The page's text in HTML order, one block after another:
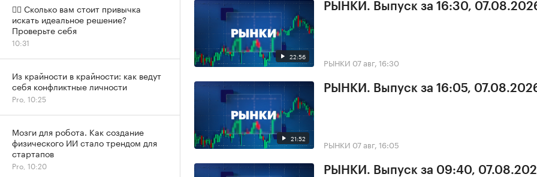
22:56
РЫНКИ. Выпуск за 16:30,
РЫНКИ 07 авг, 16:30
21:52
РЫНКИ. Выпуск за 16:05,
РЫНКИ 07 авг, 16:05
РЫНКИ. Выпуск за 09:40,
✍🏻 Сколько вам стоит привычка
искать идеальное решение?
Проверьте себя
10:31
Из крайности в крайности: как ведут
себя конфликтные личности
Pro, 10:25
Мозги для робота. Как создание
физического ИИ стало трендом для
стартапов
Pro, 10:20